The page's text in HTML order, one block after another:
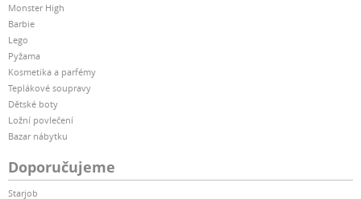
Monster High
Barbie
Lego
Pyžama
Kosmetika a parfémy
Teplákové soupravy
Dětské boty
Ložní povlečení
Bazar nábytku
Doporučujeme
Starjob